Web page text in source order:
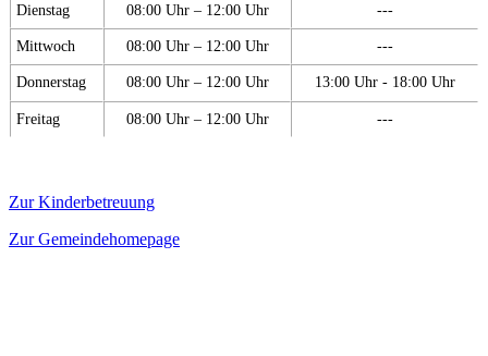
Dienstag 08:00 Uhr – 12:00 Uhr ---
Mittwoch 08:00 Uhr – 12:00 Uhr ---
Donnerstag 08:00 Uhr – 12:00 Uhr 13:00 Uhr - 18:00 Uhr
Freitag 08:00 Uhr – 12:00 Uhr ---
Zur Kinderbetreuung
Zur Gemeindehomepage